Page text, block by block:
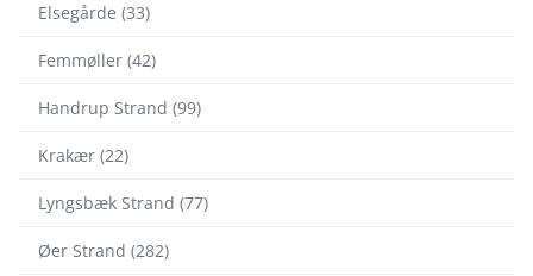
Elsegårde (33)
Femmøller (42)
Handrup Strand (99)
Krakær (22)
Lyngsbæk Strand (77)
Øer Strand (282)